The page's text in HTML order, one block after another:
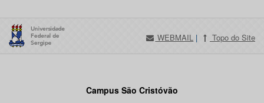
WEBMAIL | Topo do Site
Campus São Cristóvão